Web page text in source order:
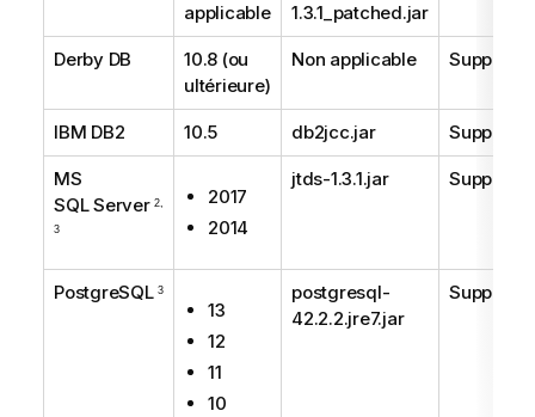
applicable
1.3.1_patched.jar
Derby DB
10.8 (ou
ultérieure)
Non applicable Supporté
IBM DB2 10.5 db2jcc.jar Supportée
MS
SQL Server2,
3
2017
2014
jtds-1.3.1.jar Supporté
PostgreSQL3
13
12
11
10
postgresql-
42.2.2.jre7.jar
Supporté